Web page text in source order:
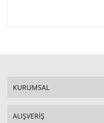
KURUMSAL
ALIŞVERİŞ